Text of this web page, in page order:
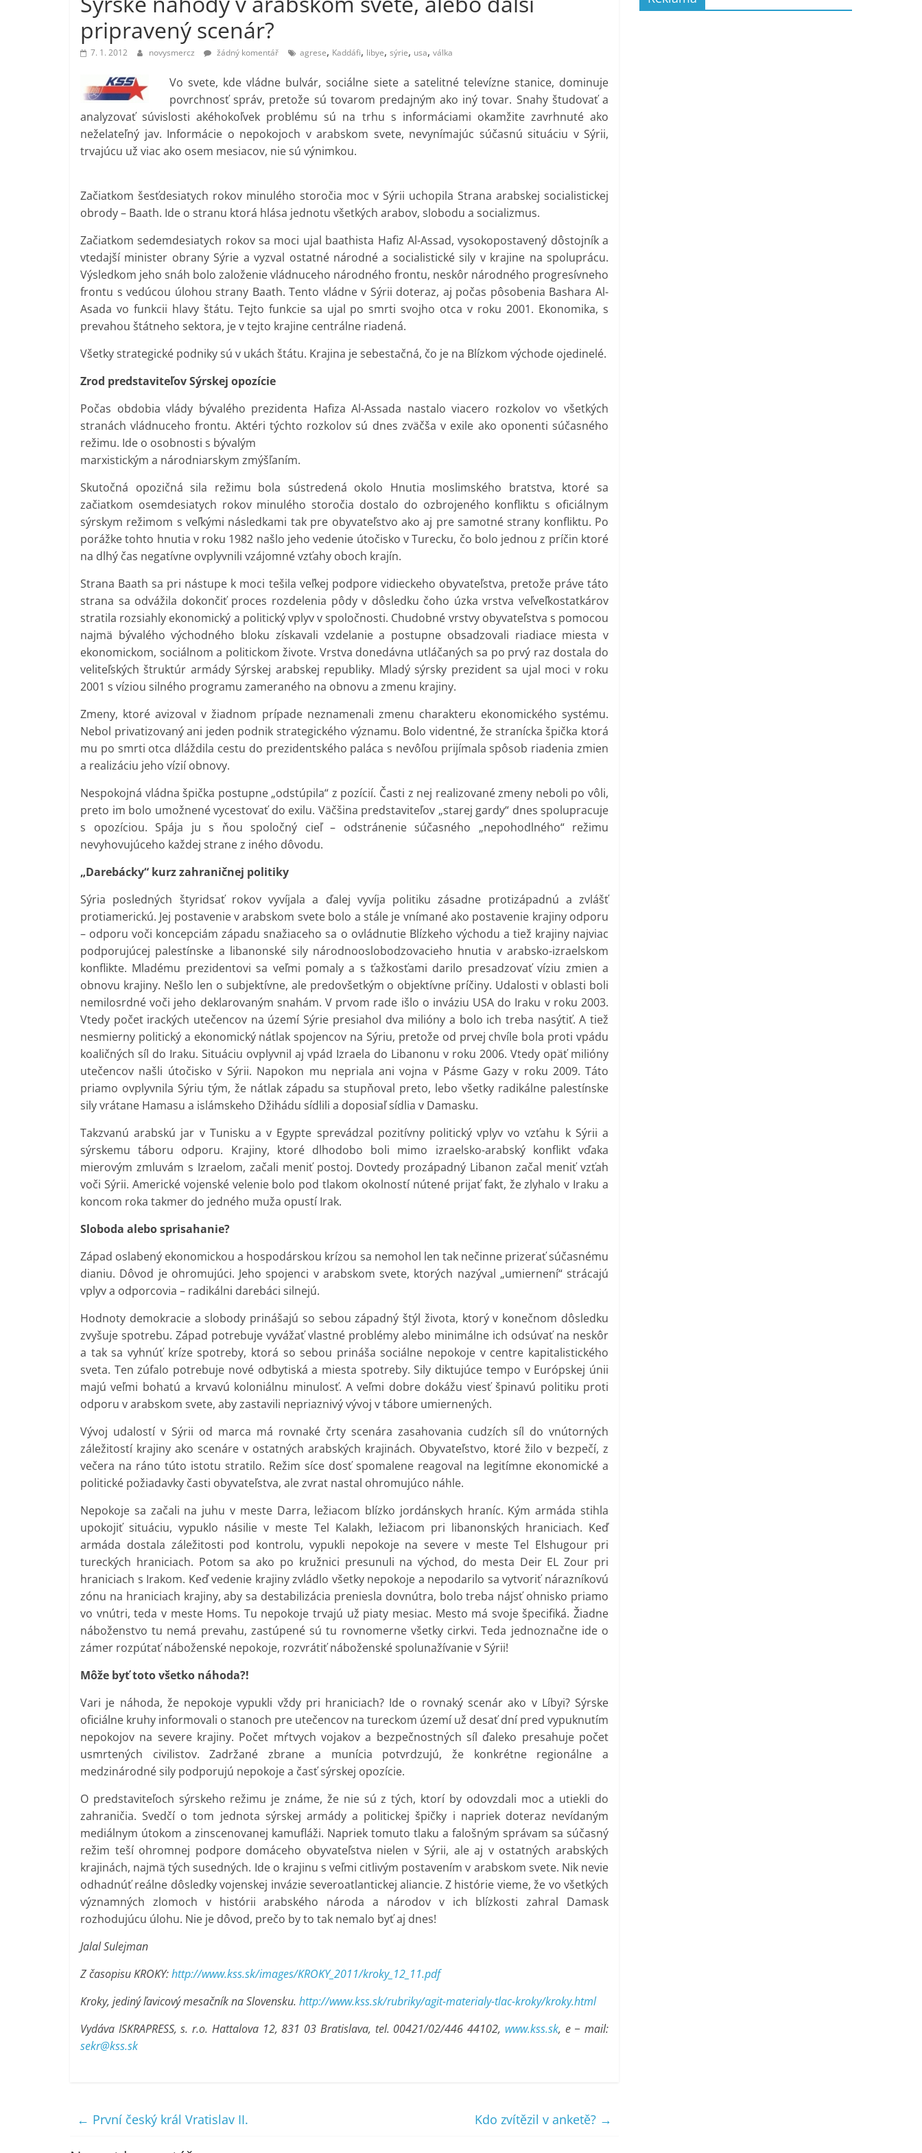
vlastně
prospívá?
pripravený scenár?
7. 1. 2012 novysmercz žádný komentář agrese, Kaddáfi, libye, sýrie, usa, válka
Vo svete, kde vládne bulvár, sociálne siete a satelitné televízne stanice, dominuje
povrchnosť správ, pretože sú tovarom predajným ako iný tovar. Snahy študovať a
analyzovať súvislosti akéhokoľvek problému sú na trhu s informáciami okamžite zavrhnuté ako
neželateľný jav. Informácie o nepokojoch v arabskom svete, nevynímajúc súčasnú situáciu v Sýrii,
trvajúcu už viac ako osem mesiacov, nie sú výnimkou.
Začiatkom šesťdesiatych rokov minulého storočia moc v Sýrii uchopila Strana arabskej socialistickej
obrody – Baath. Ide o stranu ktorá hlása jednotu všetkých arabov, slobodu a socializmus.
Začiatkom sedemdesiatych rokov sa moci ujal baathista Hafiz Al-Assad, vysokopostavený dôstojník a
vtedajší minister obrany Sýrie a vyzval ostatné národné a socialistické sily v krajine na spoluprácu.
Výsledkom jeho snáh bolo založenie vládnuceho národného frontu, neskôr národného progresívneho
frontu s vedúcou úlohou strany Baath. Tento vládne v Sýrii doteraz, aj počas pôsobenia Bashara Al-
Asada vo funkcii hlavy štátu. Tejto funkcie sa ujal po smrti svojho otca v roku 2001. Ekonomika, s
prevahou štátneho sektora, je v tejto krajine centrálne riadená.
Všetky strategické podniky sú v ukách štátu. Krajina je sebestačná, čo je na Blízkom východe ojedinelé.
Zrod predstaviteľov Sýrskej opozície
Počas obdobia vlády bývalého prezidenta Hafiza Al-Assada nastalo viacero rozkolov vo všetkých
stranách vládnuceho frontu. Aktéri týchto rozkolov sú dnes zväčša v exile ako oponenti súčasného
režimu. Ide o osobnosti s bývalým
marxistickým a národniarskym zmýšľaním.
Skutočná opozičná sila režimu bola sústredená okolo Hnutia moslimského bratstva, ktoré sa
začiatkom osemdesiatych rokov minulého storočia dostalo do ozbrojeného konfliktu s oficiálnym
sýrskym režimom s veľkými následkami tak pre obyvateľstvo ako aj pre samotné strany konfliktu. Po
porážke tohto hnutia v roku 1982 našlo jeho vedenie útočisko v Turecku, čo bolo jednou z príčin ktoré
na dlhý čas negatívne ovplyvnili vzájomné vzťahy oboch krajín.
Strana Baath sa pri nástupe k moci tešila veľkej podpore vidieckeho obyvateľstva, pretože práve táto
strana sa odvážila dokončiť proces rozdelenia pôdy v dôsledku čoho úzka vrstva veľveľkostatkárov
stratila rozsiahly ekonomický a politický vplyv v spoločnosti. Chudobné vrstvy obyvateľstva s pomocou
najmä bývalého východného bloku získavali vzdelanie a postupne obsadzovali riadiace miesta v
ekonomickom, sociálnom a politickom živote. Vrstva donedávna utláčaných sa po prvý raz dostala do
veliteľských štruktúr armády Sýrskej arabskej republiky. Mladý sýrsky prezident sa ujal moci v roku
2001 s víziou silného programu zameraného na obnovu a zmenu krajiny.
Zmeny, ktoré avizoval v žiadnom prípade neznamenali zmenu charakteru ekonomického systému.
Nebol privatizovaný ani jeden podnik strategického významu. Bolo videntné, že stranícka špička ktorá
mu po smrti otca dláždila cestu do prezidentského paláca s nevôľou prijímala spôsob riadenia zmien
a realizáciu jeho vízií obnovy.
Nespokojná vládna špička postupne „odstúpila“ z pozícií. Časti z nej realizované zmeny neboli po vôli,
preto im bolo umožnené vycestovať do exilu. Väčšina predstaviteľov „starej gardy“ dnes spolupracuje
s opozíciou. Spája ju s ňou spoločný cieľ – odstránenie súčasného „nepohodlného“ režimu
nevyhovujúceho každej strane z iného dôvodu.
„Darebácky“ kurz zahraničnej politiky
Sýria posledných štyridsať rokov vyvíjala a ďalej vyvíja politiku zásadne protizápadnú a zvlášť
protiamerickú. Jej postavenie v arabskom svete bolo a stále je vnímané ako postavenie krajiny odporu
– odporu voči koncepciám západu snažiaceho sa o ovládnutie Blízkeho východu a tiež krajiny najviac
podporujúcej palestínske a libanonské sily národnooslobodzovacieho hnutia v arabsko-izraelskom
konflikte. Mladému prezidentovi sa veľmi pomaly a s ťažkosťami darilo presadzovať víziu zmien a
obnovu krajiny. Nešlo len o subjektívne, ale predovšetkým o objektívne príčiny. Udalosti v oblasti boli
nemilosrdné voči jeho deklarovaným snahám. V prvom rade išlo o inváziu USA do Iraku v roku 2003.
Vtedy počet irackých utečencov na území Sýrie presiahol dva milióny a bolo ich treba nasýtiť. A tiež
nesmierny politický a ekonomický nátlak spojencov na Sýriu, pretože od prvej chvíle bola proti vpádu
koaličných síl do Iraku. Situáciu ovplyvnil aj vpád Izraela do Libanonu v roku 2006. Vtedy opäť milióny
utečencov našli útočisko v Sýrii. Napokon mu nepriala ani vojna v Pásme Gazy v roku 2009. Táto
priamo ovplyvnila Sýriu tým, že nátlak západu sa stupňoval preto, lebo všetky radikálne palestínske
sily vrátane Hamasu a islámskeho Džihádu sídlili a doposiaľ sídlia v Damasku.
Takzvanú arabskú jar v Tunisku a v Egypte sprevádzal pozitívny politický vplyv vo vzťahu k Sýrii a
sýrskemu táboru odporu. Krajiny, ktoré dlhodobo boli mimo izraelsko-arabský konflikt vďaka
mierovým zmluvám s Izraelom, začali meniť postoj. Dovtedy prozápadný Libanon začal meniť vzťah
voči Sýrii. Americké vojenské velenie bolo pod tlakom okolností nútené prijať fakt, že zlyhalo v Iraku a
koncom roka takmer do jedného muža opustí Irak.
Sloboda alebo sprisahanie?
Západ oslabený ekonomickou a hospodárskou krízou sa nemohol len tak nečinne prizerať súčasnému
dianiu. Dôvod je ohromujúci. Jeho spojenci v arabskom svete, ktorých nazýval „umiernení“ strácajú
vplyv a odporcovia – radikálni darebáci silnejú.
Hodnoty demokracie a slobody prinášajú so sebou západný štýl života, ktorý v konečnom dôsledku
zvyšuje spotrebu. Západ potrebuje vyvážať vlastné problémy alebo minimálne ich odsúvať na neskôr
a tak sa vyhnúť kríze spotreby, ktorá so sebou prináša sociálne nepokoje v centre kapitalistického
sveta. Ten zúfalo potrebuje nové odbytiská a miesta spotreby. Sily diktujúce tempo v Európskej únii
majú veľmi bohatú a krvavú koloniálnu minulosť. A veľmi dobre dokážu viesť špinavú politiku proti
odporu v arabskom svete, aby zastavili nepriaznivý vývoj v tábore umiernených.
Vývoj udalostí v Sýrii od marca má rovnaké črty scenára zasahovania cudzích síl do vnútorných
záležitostí krajiny ako scenáre v ostatných arabských krajinách. Obyvateľstvo, ktoré žilo v bezpečí, z
večera na ráno túto istotu stratilo. Režim síce dosť spomalene reagoval na legitímne ekonomické a
politické požiadavky časti obyvateľstva, ale zvrat nastal ohromujúco náhle.
Nepokoje sa začali na juhu v meste Darra, ležiacom blízko jordánskych hraníc. Kým armáda stihla
upokojiť situáciu, vypuklo násilie v meste Tel Kalakh, ležiacom pri libanonských hraniciach. Keď
armáda dostala záležitosti pod kontrolu, vypukli nepokoje na severe v meste Tel Elshugour pri
tureckých hraniciach. Potom sa ako po kružnici presunuli na východ, do mesta Deir EL Zour pri
hraniciach s Irakom. Keď vedenie krajiny zvládlo všetky nepokoje a nepodarilo sa vytvoriť nárazníkovú
zónu na hraniciach krajiny, aby sa destabilizácia preniesla dovnútra, bolo treba nájsť ohnisko priamo
vo vnútri, teda v meste Homs. Tu nepokoje trvajú už piaty mesiac. Mesto má svoje špecifiká. Žiadne
náboženstvo tu nemá prevahu, zastúpené sú tu rovnomerne všetky cirkvi. Teda jednoznačne ide o
zámer rozpútať náboženské nepokoje, rozvrátiť náboženské spolunažívanie v Sýrii!
Môže byť toto všetko náhoda?!
Vari je náhoda, že nepokoje vypukli vždy pri hraniciach? Ide o rovnaký scenár ako v Líbyi? Sýrske
oficiálne kruhy informovali o stanoch pre utečencov na tureckom území už desať dní pred vypuknutím
nepokojov na severe krajiny. Počet mŕtvych vojakov a bezpečnostných síl ďaleko presahuje počet
usmrtených civilistov. Zadržané zbrane a munícia potvrdzujú, že konkrétne regionálne a
medzinárodné sily podporujú nepokoje a časť sýrskej opozície.
O predstaviteľoch sýrskeho režimu je známe, že nie sú z tých, ktorí by odovzdali moc a utiekli do
zahraničia. Svedčí o tom jednota sýrskej armády a politickej špičky i napriek doteraz nevídaným
mediálnym útokom a zinscenovanej kamufláži. Napriek tomuto tlaku a falošným správam sa súčasný
režim teší ohromnej podpore domáceho obyvateľstva nielen v Sýrii, ale aj v ostatných arabských
krajinách, najmä tých susedných. Ide o krajinu s veľmi citlivým postavením v arabskom svete. Nik nevie
odhadnúť reálne dôsledky vojenskej invázie severoatlantickej aliancie. Z histórie vieme, že vo všetkých
významných zlomoch v histórii arabského národa a národov v ich blízkosti zahral Damask
rozhodujúcu úlohu. Nie je dôvod, prečo by to tak nemalo byť aj dnes!
Jalal Sulejman
Z časopisu KROKY:http://www.kss.sk/images/KROKY_2011/kroky_12_11.pdf
Kroky, jediný ľavicový mesačník na Slovensku. http://www.kss.sk/rubriky/agit-materialy-tlac-kroky/kroky.html
Vydáva ISKRAPRESS, s. r.o. Hattalova 12, 831 03 Bratislava, tel. 00421/02/446 44102, www.kss.sk, e − mail:
sekr@kss.sk
← První český král Vratislav II. Kdo zvítězil v anketě? →